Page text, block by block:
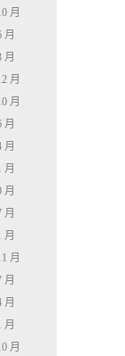
月
月
月
月
月
月
月
月
月
月
月
月
月
月
月
月